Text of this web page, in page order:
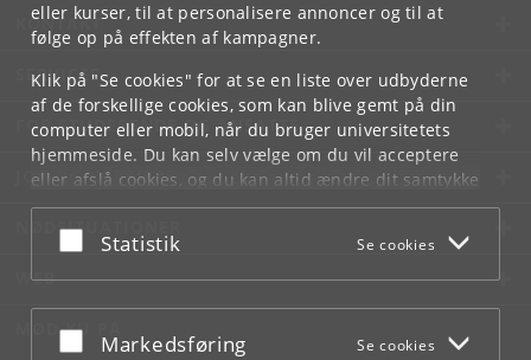
eller kurser, til at personalisere annoncer og til at
følge op på effekten af kampagner.
Klik på "Se cookies" for at se en liste over udbyderne
af de forskellige cookies, som kan blive gemt på din
computer eller mobil, når du bruger universitetets
hjemmeside. Du kan selv vælge om du vil acceptere
eller afslå cookies, og du kan altid ændre dit samtykke
underCookie- og privatlivspolitiksom du finder i
bunden af hver side.
Acceptér eller afslå
Statistik Se cookies
Acceptér eller afslå
Markedsføring Se cookies
KONTAKT
SERVICES
FOR STUDERENDE OG ANSATTE
JOB OG KARRIERE
NØDSITUATIONER
WEB
MØD KU PÅ